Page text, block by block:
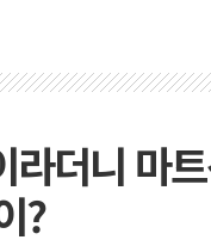
더니 마
?